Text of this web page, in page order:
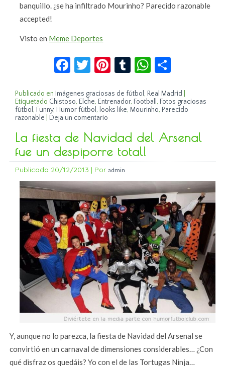
banquillo. ¿se ha infiltrado Mourinho? Parecido razonable
accepted!
Visto en Meme Deportes
Facebook
Twitter
Pinterest
TumblrWhatsApp
Publicado en Imágenes graciosas de fútbol , Real Madrid
Etiquetado Chistoso, Elche, Entrenador, Football , Fotos graciosas
fútbol , Funny, Humor fútbol , looks like, Mourinho, Parecido
razonable
Deja un comentario
La fiesta de Navidad del Arsenal
fue un despiporre total!
Publicado 20/12/2013 | Por admin
Y, aunque no lo parezca, la fiesta de Navidad del Arsenal se
convirtió en un carnaval de dimensiones considerables… ¿Con
qué disfraz os quedáis? Yo con el de las Tortugas Ninja…